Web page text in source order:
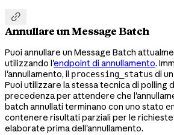

Annullare un Message Batch
Puoi annullare un Message Batch
utilizzando l'endpoint di annullamento.
l'annullamento, il processing_status di
Puoi utilizzare la stessa tecnica di polling
precedenza per attendere che
batch annullati terminano con uno stato
contenere risultati parziali per le
elaborate prima dell'annullamento.